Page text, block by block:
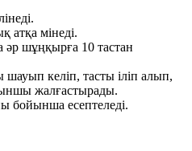
мінеді.
шұңқырға 10 тастан
келіп, тасты іліп алып,
жалғастырады.
бойынша есептеледі.